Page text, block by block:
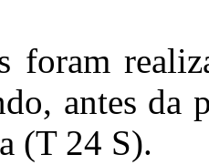
foram
antes
(T 24 S).